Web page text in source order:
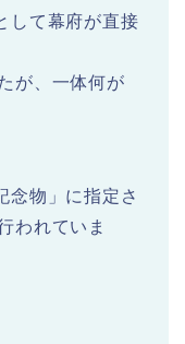
して幕府が直接
が、一体何が
念物」に指定さ
われていま